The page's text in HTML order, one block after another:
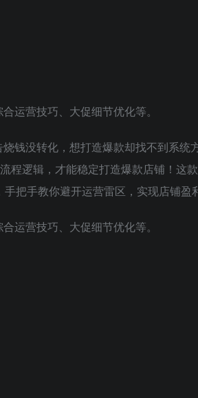
运营技巧、大促细节优化等。
钱没转化，想打造爆款却找不到系统
程逻辑，才能稳定打造爆款店铺！
把手教你避开运营雷区，实现店铺盈
运营技巧、大促细节优化等。